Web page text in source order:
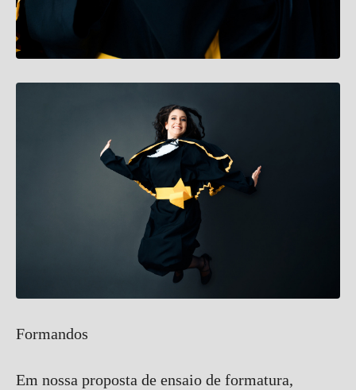
Formandos
Em nossa proposta de ensaio de formatura,